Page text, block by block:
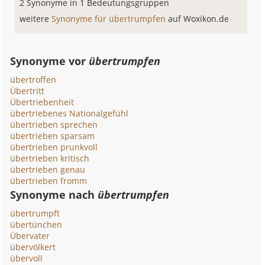
2 Synonyme in 1 Bedeutungsgruppen
weitereSynonyme für übertrumpfenauf Woxikon.de
Synonyme vor übertrumpfen
übertroffen
Übertritt
Übertriebenheit
übertriebenes Nationalgefühl
übertrieben sprechen
übertrieben sparsam
übertrieben prunkvoll
übertrieben kritisch
übertrieben genau
übertrieben fromm
Synonyme nach übertrumpfen
übertrumpft
übertünchen
Übervater
übervölkert
übervoll